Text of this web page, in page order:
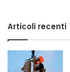
Articoli recenti